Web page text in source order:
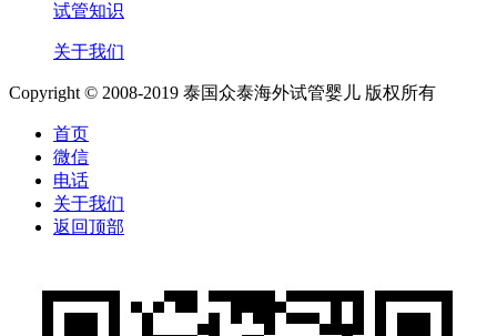
试管知识
关于我们
Copyright © 2008-2019 泰国众泰海外试管婴儿 版权所有
首页
微信
电话
关于我们
返回顶部